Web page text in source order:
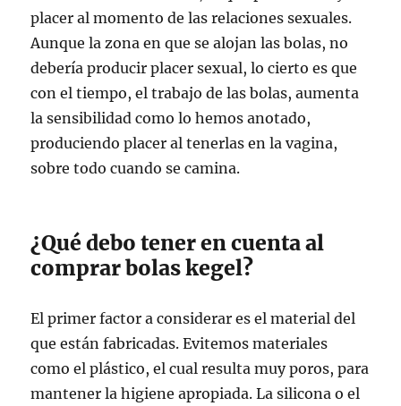
placer al momento de las relaciones sexuales.
Aunque la zona en que se alojan las bolas, no
debería producir placer sexual, lo cierto es que
con el tiempo, el trabajo de las bolas, aumenta
la sensibilidad como lo hemos anotado,
produciendo placer al tenerlas en la vagina,
sobre todo cuando se camina.
¿Qué debo tener en cuenta al
comprar bolas kegel?
El primer factor a considerar es el material del
que están fabricadas. Evitemos materiales
como el plástico, el cual resulta muy poros, para
mantener la higiene apropiada. La silicona o el